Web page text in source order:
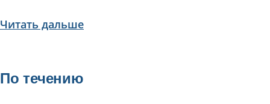
Читать дальше
По течению